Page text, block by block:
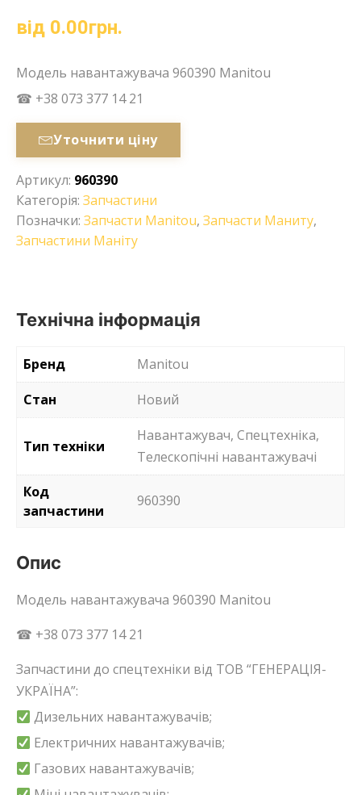
від 0.00грн.
Модель навантажувача 960390 Manitou
☎ +38 073 377 14 21
Уточнити ціну
Артикул: 960390
Категорія: Запчастини
Позначки: Запчасти Manitou, Запчасти Маниту,
Запчастини Маніту
Технічна інформація
Бренд
Manitou
Стан
Новий
Тип техніки
Навантажувач, Спецтехніка,
Телескопічні навантажувачі
Код
запчастини
960390
Опис
Модель навантажувача 960390 Manitou
☎ +38 073 377 14 21
Запчастини до спецтехніки від ТОВ “ГЕНЕРАЦІЯ-
УКРАЇНА”:
Дизельних навантажувачів;
Електричних навантажувачів;
Газових навантажувачів;